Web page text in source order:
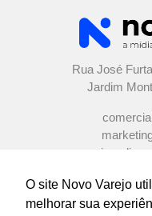
O site Novo Varejo
melhorar sua
Rua José
Jardim